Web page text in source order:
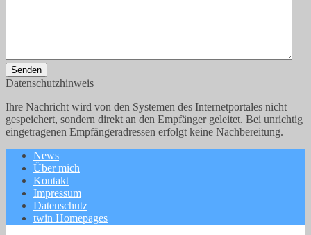
Senden
Datenschutzhinweis
Ihre Nachricht wird von den Systemen des Internetportales nicht
gespeichert, sondern direkt an den Empfänger geleitet. Bei unrichtig
eingetragenen Empfängeradressen erfolgt keine Nachbereitung.
News
Über mich
Kontakt
Impressum
Datenschutz
twin Homepages